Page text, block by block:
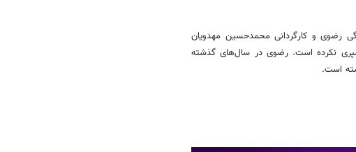
رضوی و کارگردانی محمدحسین مهدویان
نکرده است. رضوی در سال‌های گذشته
است.